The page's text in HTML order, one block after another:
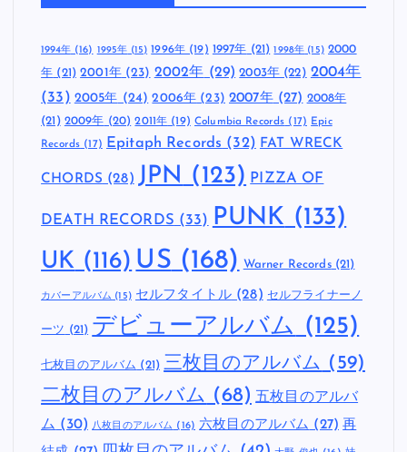
1994年(16) 1995年 (15) 1996年(19) 1997年 (21) 1998年 (15) 2000
年 (21) 2001年(23) 2002年 (29) 2003年 (22) 2004年
(33) 2005年 (24) 2006年 (23) 2007年(27) 2008年
(21) 2009年 (20) 2011年 (19) Columbia Records (17) Epic
Records (17) Epitaph Records (32) FAT WRECK
CHORDS (28) JPN (123) PIZZA OF
DEATH RECORDS (33) PUNK (133)
UK (116) US (168) Warner Records(21)
カバーアルバム (15) セルフタイトル(28) セルフライナーノ
ーツ (21) デビューアルバム (125)
七枚目のアルバム (21) 三枚目のアルバム (59)
二枚目のアルバム (68) 五枚目のアルバ
ム (30) 八枚目のアルバム (16) 六枚目のアルバム (27) 再